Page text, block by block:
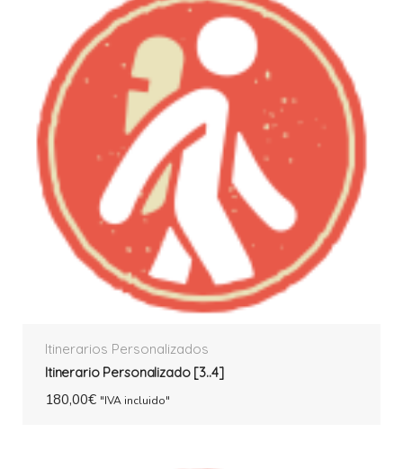
Itinerarios Personalizados
Itinerario Personalizado [3..4]
180,00€ "IVA incluido"